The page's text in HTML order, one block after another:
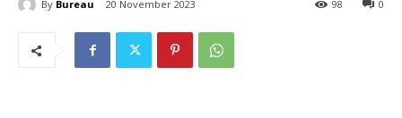
By Bureau 20 November 2023 0
98